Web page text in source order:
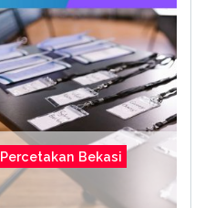
Percetakan Bekasi